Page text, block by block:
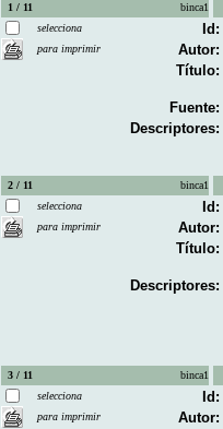
1 / 11
binca1
selecciona
para imprimir
Id:
Autor:
Título:
Fuente:
Descriptores:
2 / 11
binca1
selecciona
para imprimir
Id:
Autor:
Título:
Descriptores:
3 / 11
binca1
selecciona
para imprimir
Id:
Autor: